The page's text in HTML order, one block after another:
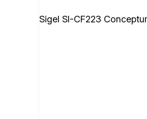
Sigel SI-CF223